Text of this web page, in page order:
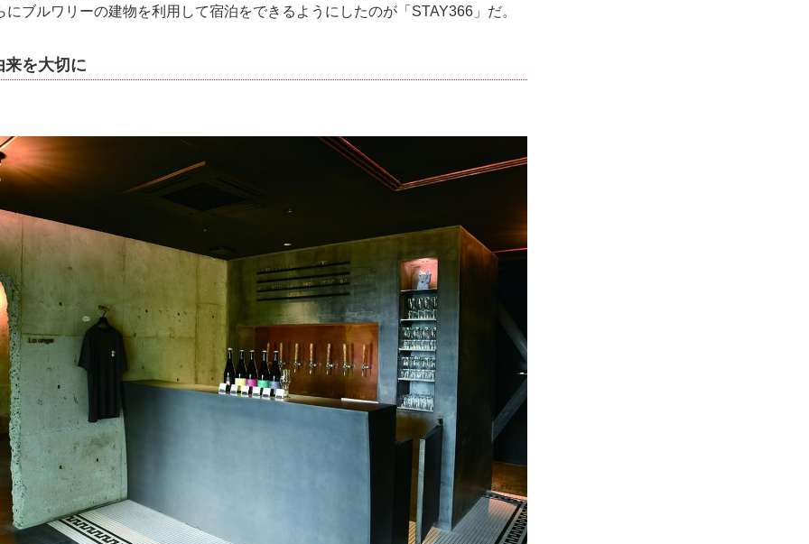
にブルワリーの建物を利用して宿泊をできるようにしたのが「STAY366」だ。
来を大切に